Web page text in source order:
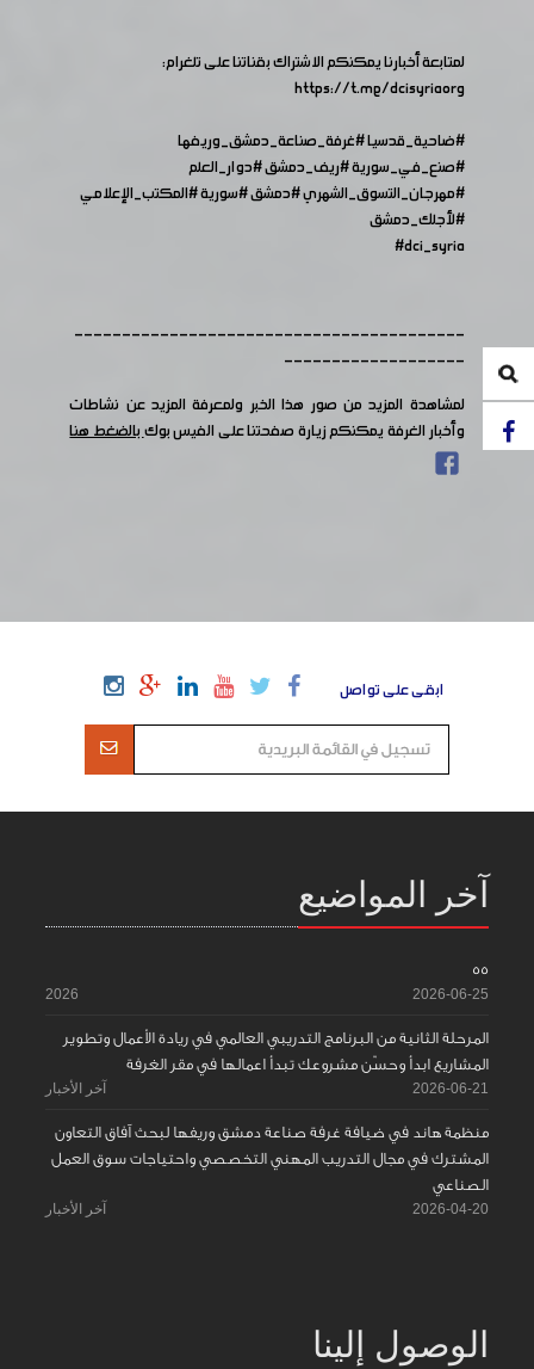
لمتابعة أخبارنا يمكنكم الاشتراك بقناتنا على تلغرام:
https://t.me/dcisyriaorg
#ضاحية_قدسيا#غرفة_صناعة_دمشق_وريفها
#صنع_في_سورية​​#ريف_دمشق#دوار_العلم
#مهرجان_التسوق_الشهري​​#دمشق#سورية#المكتب_الإعلامي
#لأجلك_دمشق
#dci_syria
-----------------------------------------
-------------------
لمشاهدة المزيد من صور هذا الخبر ولمعرفة المزيد عن نشاطات
وأخبار الغرفة يمكنكم زيارة صفحتنا على الفيس بوكبالضغط هنا
ابقى على تواصل
آخر المواضيع
55
2026-06-25
2026
المرحلة الثانية من البرنامج التدريبي العالمي في ريادة الأعمال وتطوير
المشاريع ابدأ وحسّن مشروعك تبدأ اعمالها في مقر الغرفة
2026-06-21 آخر الأخبار
منظمة هاند في ضيافة غرفة صناعة دمشق وريفها لبحث آفاق التعاون
المشترك في مجال التدريب المهني التخصصي واحتياجات سوق العمل
الصناعي
2026-04-20 آخر الأخبار
الوصول إلينا